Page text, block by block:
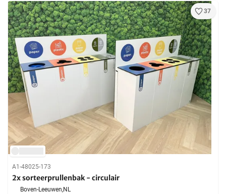
37
A1-48025-173
2x sorteerprullenbak - circulair
Boven-Leeuwen,NL